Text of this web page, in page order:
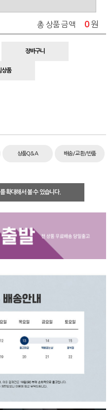
총 상품 금액 0 원
장바구니
상품
상품Q&A 배송/교환/반품
확대해서 볼 수 있습니다.